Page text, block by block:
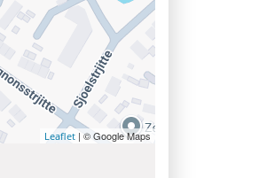
Leaflet | © Google Maps